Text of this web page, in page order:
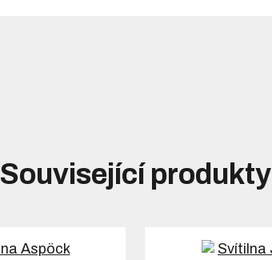
Související produkty